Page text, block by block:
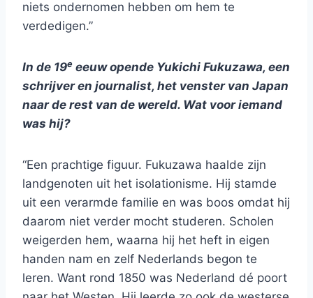
niets ondernomen hebben om hem te
verdedigen.”
In de 19e eeuw opende Yukichi Fukuzawa, een
schrijver en journalist, het venster van Japan
naar de rest van de wereld. Wat voor iemand
was hij?
“Een prachtige figuur. Fukuzawa haalde zijn
landgenoten uit het isolationisme. Hij stamde
uit een verarmde familie en was boos omdat hij
daarom niet verder mocht studeren. Scholen
weigerden hem, waarna hij het heft in eigen
handen nam en zelf Nederlands begon te
leren. Want rond 1850 was Nederland dé poort